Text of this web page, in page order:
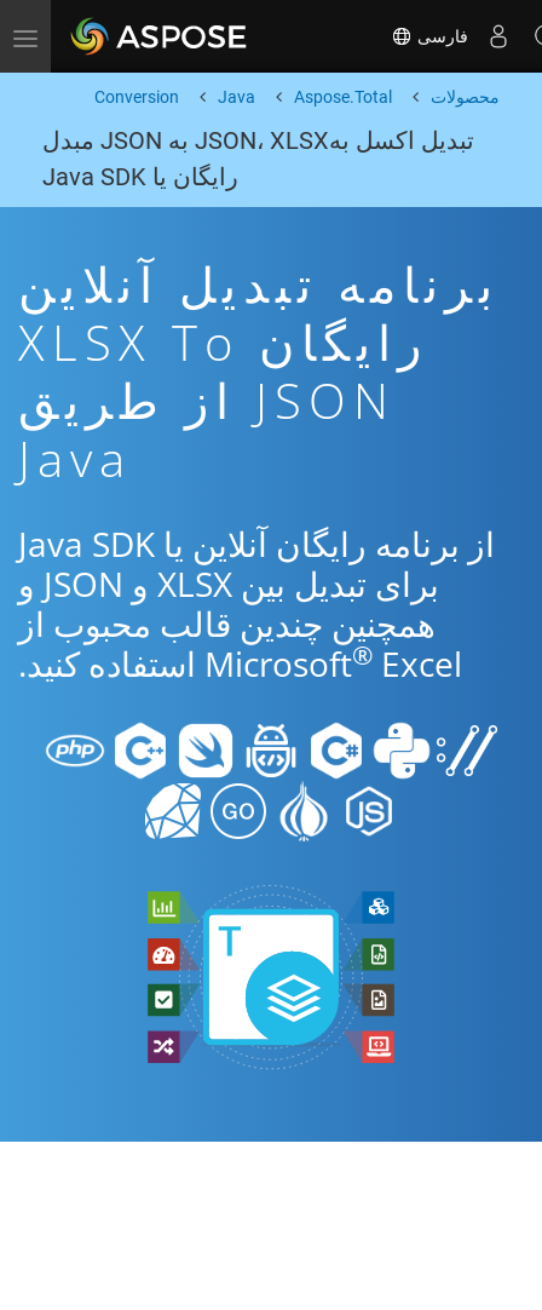
Toggle navigation فارسی
محصولات Aspose.Total
Java
Conversion
تبدیل اکسل بهJSON، XLSX به JSON مبدل
رایگان یا Java SDK
برنامه تبدیل آنلاین
رایگان XLSX To
JSON از طریق
Java
از برنامه رایگان آنلاین یا Java SDK
برای تبدیل بین XLSX و JSON و
همچنین چندین قالب محبوب از
Microsoft® Excel استفاده کنید.